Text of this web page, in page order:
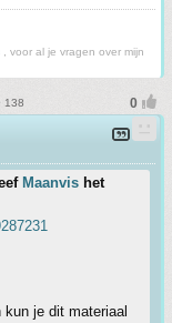
, voor al je vragen over mijn
138
Maanvis het
je dit materiaal